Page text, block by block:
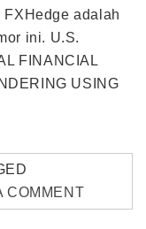
FXHedge adalah
ini. U.S.
FINANCIAL
USING
COMMENT